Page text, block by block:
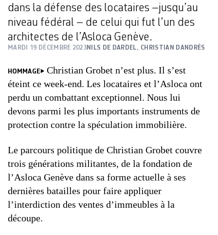
dans la défense des locataires –jusqu’au
niveau fédéral – de celui qui fut l’un des
architectes de l’Asloca Genève.
MARDI 19 DÉCEMBRE 2023NILS DE DARDEL, CHRISTIAN DANDRÈS
HOMMAGE
Christian Grobet n’est plus. Il s’est
éteint ce week-end. Les locataires et l’Asloca ont
perdu un combattant exceptionnel. Nous lui
devons parmi les plus importants instruments de
protection contre la spéculation immobilière.
Le parcours politique de Christian Grobet couvre
trois générations militantes, de la fondation de
l’Asloca Genève dans sa forme actuelle à ses
dernières batailles pour faire appliquer
l’interdiction des ventes d’immeubles à la
découpe.